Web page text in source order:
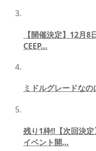
【開催決定】12月
CEEP…
ミドルグレードな
残り1枠‼【次回決
イベント開…